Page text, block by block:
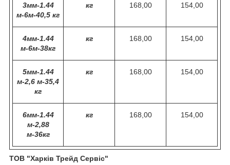
3мм-1.44
м-6м-40,5 кг
кг 168,00 154,00
4мм-1.44
м-6м-38кг
кг 168,00 154,00
5мм-1.44
м-2,6 м-35,4
кг
кг 168,00 154,00
6мм-1.44
м-2,88
м-36кг
кг 168,00 154,00
ТОВ "Харків Трейд Сервіс"